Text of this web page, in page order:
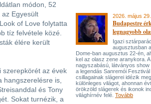
módon, 52
Egyesült
of Love folytatta
tíz felvétele közé.
élére került
szerepkörét az évek
is,
és Tony
Sokat turnézik, a
2026. május 29.
Budapestre
legnagyobb
Igazi
augusztusban
Dome-ban augusztus 22-én,
kel az olasz zene aranykora. A
nagyszabású, látványos show
a legendás Sanremói Fesztivál
csillagainak slágerei idézik
különleges világot, ahonnan
örökzöld slágerek és ikonok
világhírnév felé. Tovább